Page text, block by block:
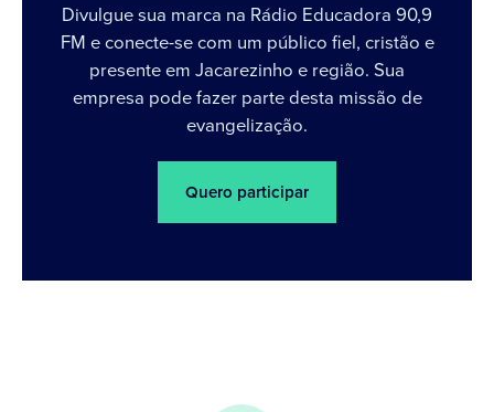
Divulgue sua marca na Rádio Educadora 90,9
FM e conecte-se com um público fiel, cristão e
presente em Jacarezinho e região. Sua
empresa pode fazer parte desta missão de
evangelização.
Quero participar